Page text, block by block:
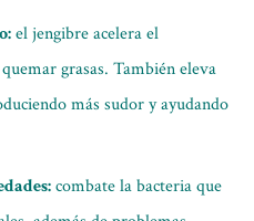
el jengibre acelera el
grasas. También eleva
más sudor y ayudando
combate la bacteria que